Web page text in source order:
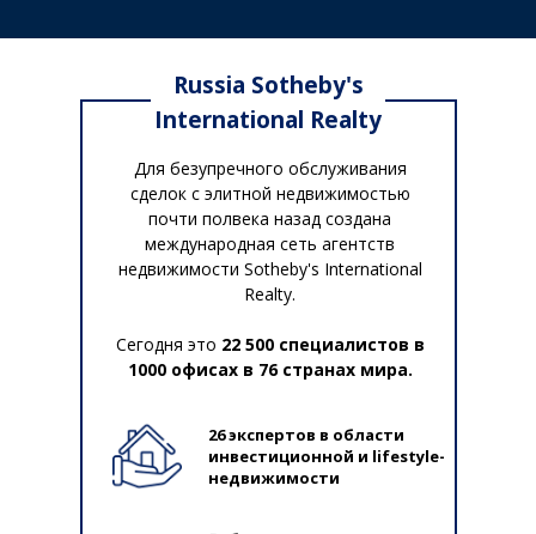
26 экспертов в области
инвестиционной и lifestyle-
недвижимости
Russia Sotheby's
International Realty
Для безупречного обслуживания
сделок с элитной недвижимостью
почти полвека назад создана
международная сеть агентств
недвижимости Sotheby's International
Realty.
Cегодня это 22 500 специалистов в
1000 офисах в 76 странах мира.